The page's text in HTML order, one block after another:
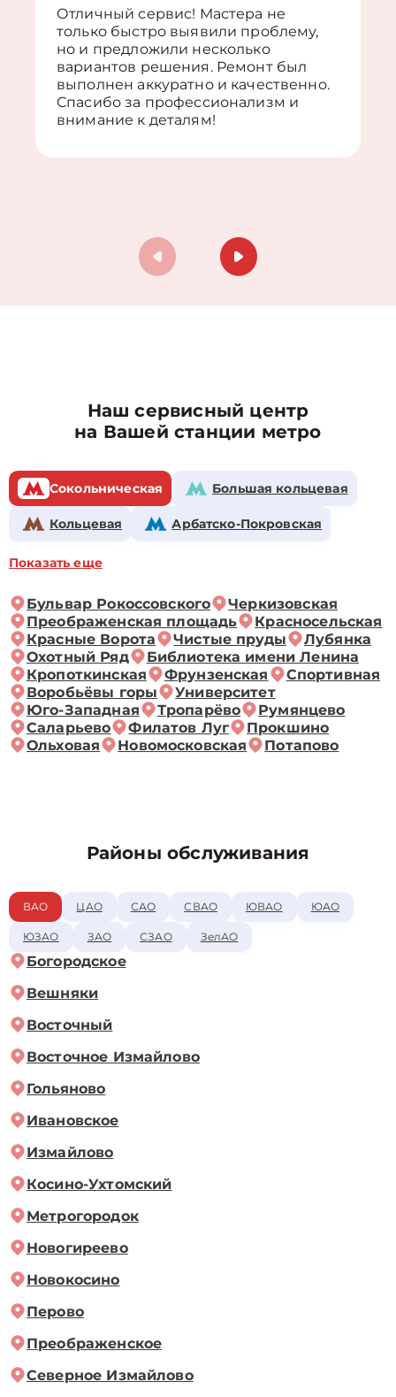
Отличный сервис! Мастера не
только быстро выявили проблему,
но и предложили несколько
вариантов решения. Ремонт был
выполнен аккуратно и качественно.
Спасибо за профессионализм и
внимание к деталям!
Наш сервисный центр
на Вашей станции метро
Сокольническая Большая кольцевая
Кольцевая Арбатско-Покровская
Показать еще
Бульвар Рокоссовского
Черкизовская
Преображенская площадь
Красносельская
Красные Ворота
Чистые пруды
Лубянка
Охотный Ряд
Библиотека имени Ленина
Кропоткинская
Фрунзенская
Спортивная
Воробьёвы горы
Университет
Юго-Западная
Тропарёво
Румянцево
Саларьево
Филатов Луг
Прокшино
Ольховая
Новомосковская Потапово
Районы обслуживания
ВАО ЦАО САО СВАО ЮВАО ЮАО
ЮЗАО ЗАО СЗАО ЗелАО
Богородское
Вешняки
Восточный
Восточное Измайлово
Гольяново
Ивановское
Измайлово
Косино-Ухтомский
Метрогородок
Новогиреево
Новокосино
Перово
Преображенское
Северное Измайлово